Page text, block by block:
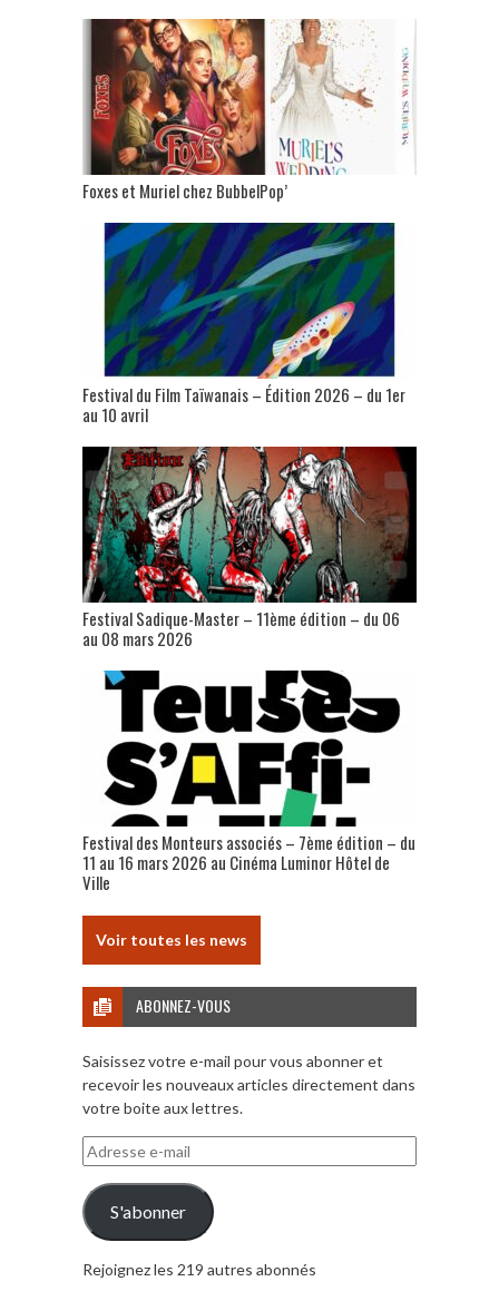
Foxes et Muriel chez BubbelPop’
Festival du Film Taïwanais – Édition 2026 – du 1er
au 10 avril
Festival Sadique-Master – 11ème édition – du 06
au 08 mars 2026
Festival des Monteurs associés – 7ème édition – du
11 au 16 mars 2026 au Cinéma Luminor Hôtel de
Ville
Voir toutes les news
ABONNEZ-VOUS
Saisissez votre e-mail pour vous abonner et
recevoir les nouveaux articles directement dans
votre boite aux lettres.
Adresse
e-
mail
S'abonner
Rejoignez les 219 autres abonnés